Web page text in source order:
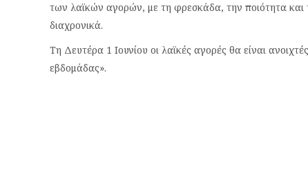
των λαϊκών αγορών, με τη φρεσκάδα, την ποιότητα και
διαχρονικά.
Τη Δευτέρα 1 Ιουνίου οι λαϊκές αγορές θα είναι
εβδομάδας».